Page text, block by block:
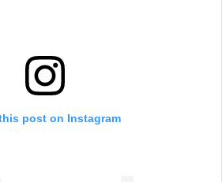
post on Instagram